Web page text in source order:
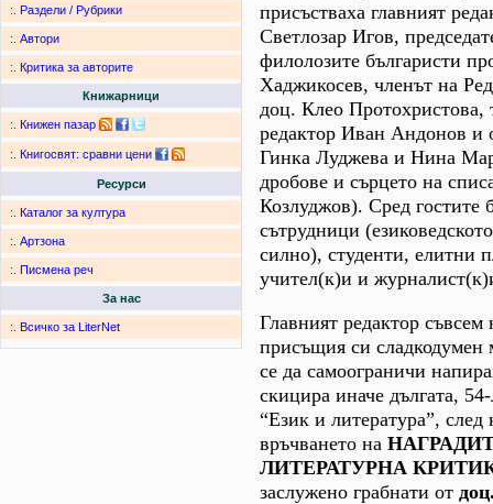
:. Раздели / Рубрики
:. Автори
:. Критика за авторите
Книжарници
:. Книжен пазар
:. Книгосвят: сравни цени
Ресурси
:. Каталог за култура
:. Артзона
:. Писмена реч
За нас
:. Всичко за LiterNet
присъстваха главният
Светлозар Игов,
филолозите българисти
Хаджикосев, членът на
доц. Клео Протохристова,
редактор Иван Андонов и
Гинка Луджева и Нина
дробове и сърцето на
Козлуджов). Сред гостите
сътрудници
силно), студенти, елитни
учител(к)и и
Главният редактор съвсем
присъщия си сладкодумен
се да самоограничи
скицира иначе дългата,
“Език и литература”,
връчването на
ЛИТЕРАТУРНА
заслужено грабнати от